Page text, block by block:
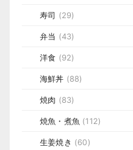
寿司 (29)
弁当 (43)
洋食 (92)
海鮮丼 (88)
焼肉 (83)
焼魚・煮魚 (112)
生姜焼き (60)